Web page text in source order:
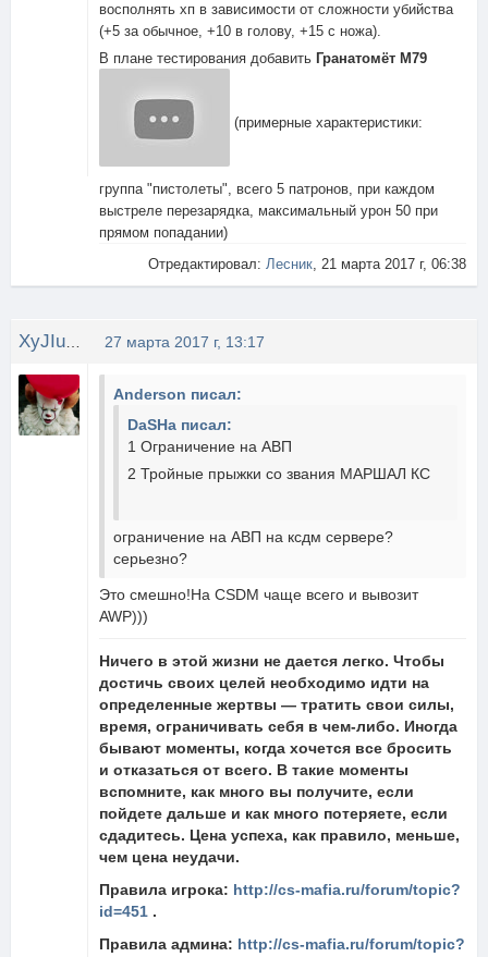
восполнять хп в зависимости от сложности убийства
(+5 за обычное, +10 в голову, +15 с ножа).
В плане тестирования добавить Гранатомёт M79
(примерные характеристики:
группа "пистолеты", всего 5 патронов, при каждом
выстреле перезарядка, максимальный урон 50 при
прямом попадании)
Отредактировал: Леcник, 21 марта 2017 г, 06:38
27 марта 2017 г, 13:17
Anderson писал:
DaSHa писал:
1 Ограничение на АВП
2 Тройные прыжки со звания МАРШАЛ КС
ограничение на АВП на ксдм сервере?
серьезно?
Это смешно!На CSDM чаще всего и вывозит
AWP)))
Ничего в этой жизни не дается легко. Чтобы
достичь своих целей необходимо идти на
определенные жертвы — тратить свои силы,
время, ограничивать себя в чем-либо. Иногда
бывают моменты, когда хочется все бросить
и отказаться от всего. В такие моменты
вспомните, как много вы получите, если
пойдете дальше и как много потеряете, если
сдадитесь. Цена успеха, как правило, меньше,
чем цена неудачи.
Правила игрока: http://cs-mafia.ru/forum/topic?
id=451 .
Правила админа: http://cs-mafia.ru/forum/topic?